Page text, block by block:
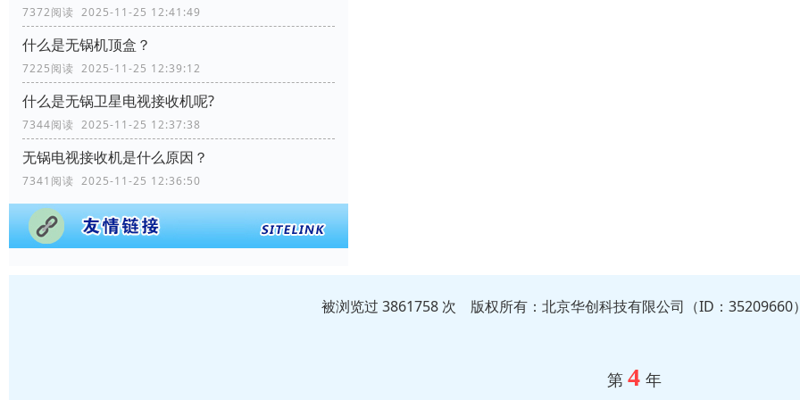
7372阅读 2025-11-25 12:41:49
什么是无锅机顶盒？
7225阅读 2025-11-25 12:39:12
什么是无锅卫星电视接收机呢?
7344阅读 2025-11-25 12:37:38
无锅电视接收机是什么原因？
7341阅读 2025-11-25 12:36:50
被浏览过 3861758 次 版权所有：北京华创科技有限公司（ID：35209660）
第 4 年